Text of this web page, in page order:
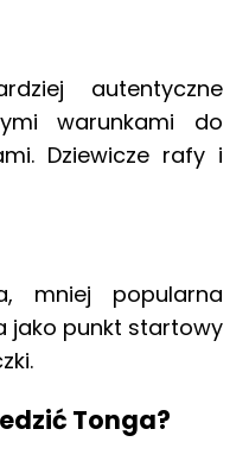
!!!
autentyczne
warunkami do
Dziewicze rafy i
mniej popularna
jako punkt startowy
Tonga?